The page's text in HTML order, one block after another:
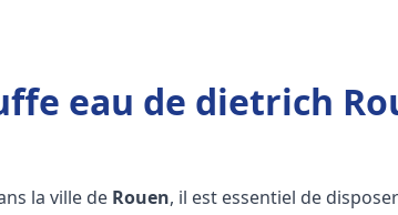
eau de dietrich
la ville de Rouen, il est essentiel de